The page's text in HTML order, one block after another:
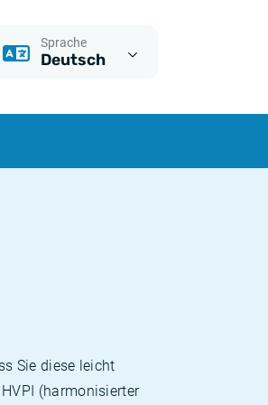
Sprache
Deutsch
Sie diese leicht
(harmonisierter